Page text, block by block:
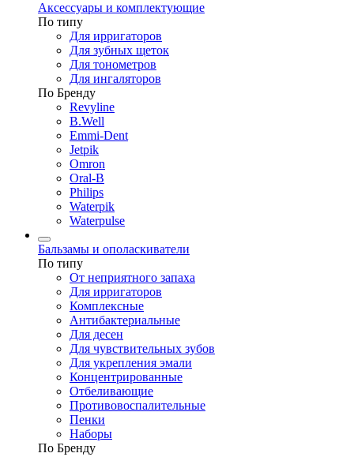
Аксессуары и комплектующие
По типу
Для ирригаторов
Для зубных щеток
Для тонометров
Для ингаляторов
По Бренду
Revyline
B.Well
Emmi-Dent
Jetpik
Omron
Oral-B
Philips
Waterpik
Waterpulse
Бальзамы и ополаскиватели
По типу
От неприятного запаха
Для ирригаторов
Комплексные
Антибактериальные
Для десен
Для чувствительных зубов
Для укрепления эмали
Концентрированные
Отбеливающие
Противовоспалительные
Пенки
Наборы
По Бренду